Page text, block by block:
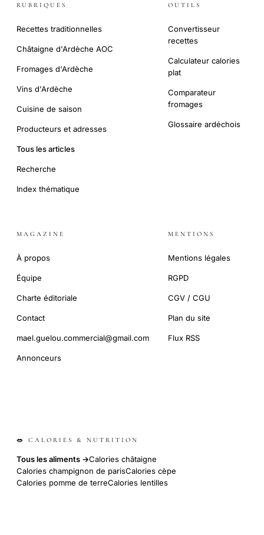
RUBRIQUES
Recettes traditionnelles
Châtaigne d'Ardèche AOC
Fromages d'Ardèche
Vins d'Ardèche
Cuisine de saison
Producteurs et adresses
Tous les articles
Recherche
Index thématique
OUTILS
Convertisseur
recettes
Calculateur calories
plat
Comparateur
fromages
Glossaire ardéchois
MAGAZINE
À propos
Équipe
Charte éditoriale
Contact
mael.guelou.commercial@gmail.com
Annonceurs
MENTIONS
Mentions légales
RGPD
CGV / CGU
Plan du site
Flux RSS
🥗 CALORIES & NUTRITION
Tous les aliments →Calories châtaigne
Calories champignon de parisCalories cèpe
Calories pomme de terreCalories lentilles